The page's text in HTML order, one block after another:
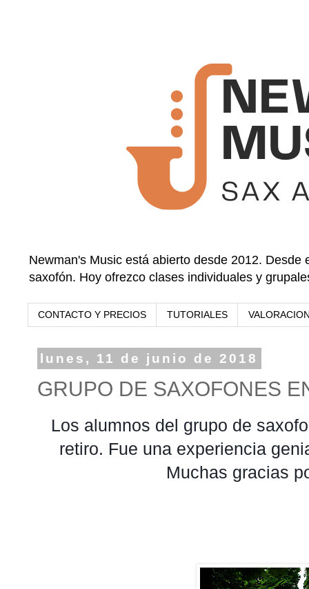
Newman's Music está abierto desde 2012.
saxofón. Hoy ofrezco clases individuales y
CONTACTO Y PRECIOS TUTORIALES
lunes, 11 de junio de 2018
GRUPO DE SAXOFONES
Los alumnos del grupo de
retiro. Fue una experiencia
Muchas gracias